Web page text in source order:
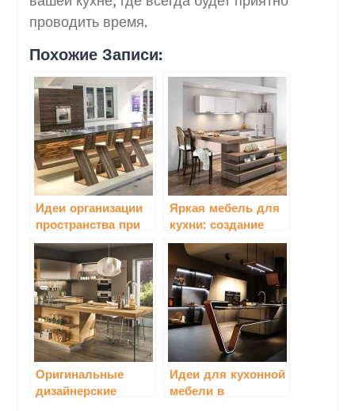
проводить время.
Похожие Записи:
Идеи организации
пространства при
помощи кухонной
мебели
Яркая мебель для
кухни: создание
стильного
интерьера с
помощью цвета
Оригинальные
дизайнерские
Идеи для кухонной
мебели в